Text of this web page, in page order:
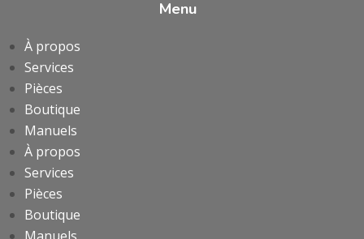
Menu
À propos
Services
Pièces
Boutique
Manuels
À propos
Services
Pièces
Boutique
Manuels